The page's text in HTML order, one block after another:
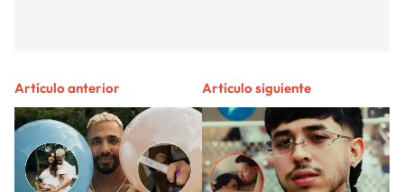
Artículo anterior Artículo siguiente